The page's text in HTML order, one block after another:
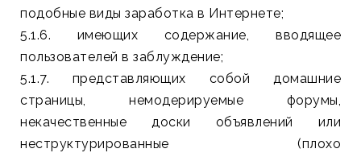
подобные виды заработка в Интернете;
5.1.6. имеющих содержание, вводящее
пользователей в заблуждение;
5.1.7. представляющих собой домашние
страницы, немодерируемые форумы,
некачественные доски объявлений или
неструктурированные (плохо